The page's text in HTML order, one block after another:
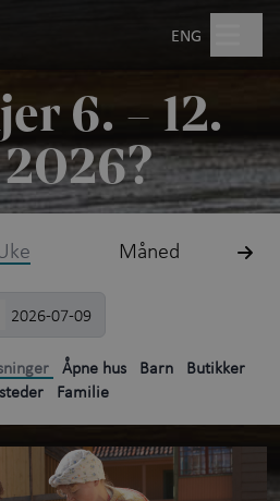
ENG
+
barn +
6. – 12.
Måned
Åpne hus Barn
Butikker
Familie